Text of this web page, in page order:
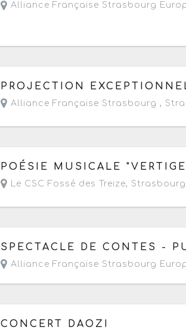
Alliance Française Strasbourg
Le mercredi 3 décembre 2025 de 19h
PROJECTION
Alliance Française Strasbourg ,
Le vendredi 28 novembre 2025 de 20h
POÉSIE MUSICALE
Le CSC Fossé des Treize, Strasbourg
Le mercredi 26 novembre 2025 de 19h
SPECTACLE DE CONTES -
Alliance Française Strasbourg
Le jeudi 20 novembre 2025
CONCERT DAOZI